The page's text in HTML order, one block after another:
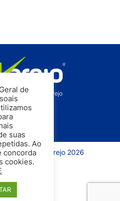
| InfoVarejo 2026
de
suas
Ao
concorda
cookies.